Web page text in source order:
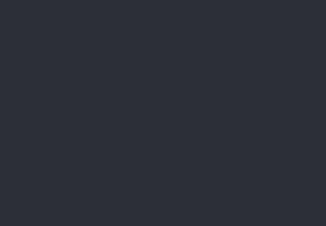
Analytics e a
cliente